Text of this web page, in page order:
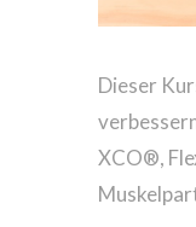
Dieser
XCO®,